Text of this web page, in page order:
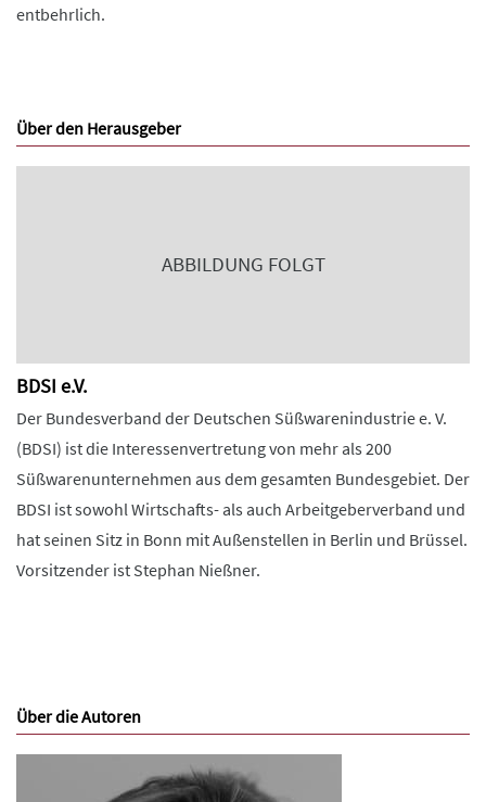
entbehrlich.
Über den Herausgeber
ABBILDUNG FOLGT
BDSI e.V.
Der Bundesverband der Deutschen Süßwarenindustrie e. V.
(BDSI) ist die Interessenvertretung von mehr als 200
Süßwarenunternehmen aus dem gesamten Bundesgebiet. Der
BDSI ist sowohl Wirtschafts- als auch Arbeitgeberverband und
hat seinen Sitz in Bonn mit Außenstellen in Berlin und Brüssel.
Vorsitzender ist Stephan Nießner.
Über die Autoren